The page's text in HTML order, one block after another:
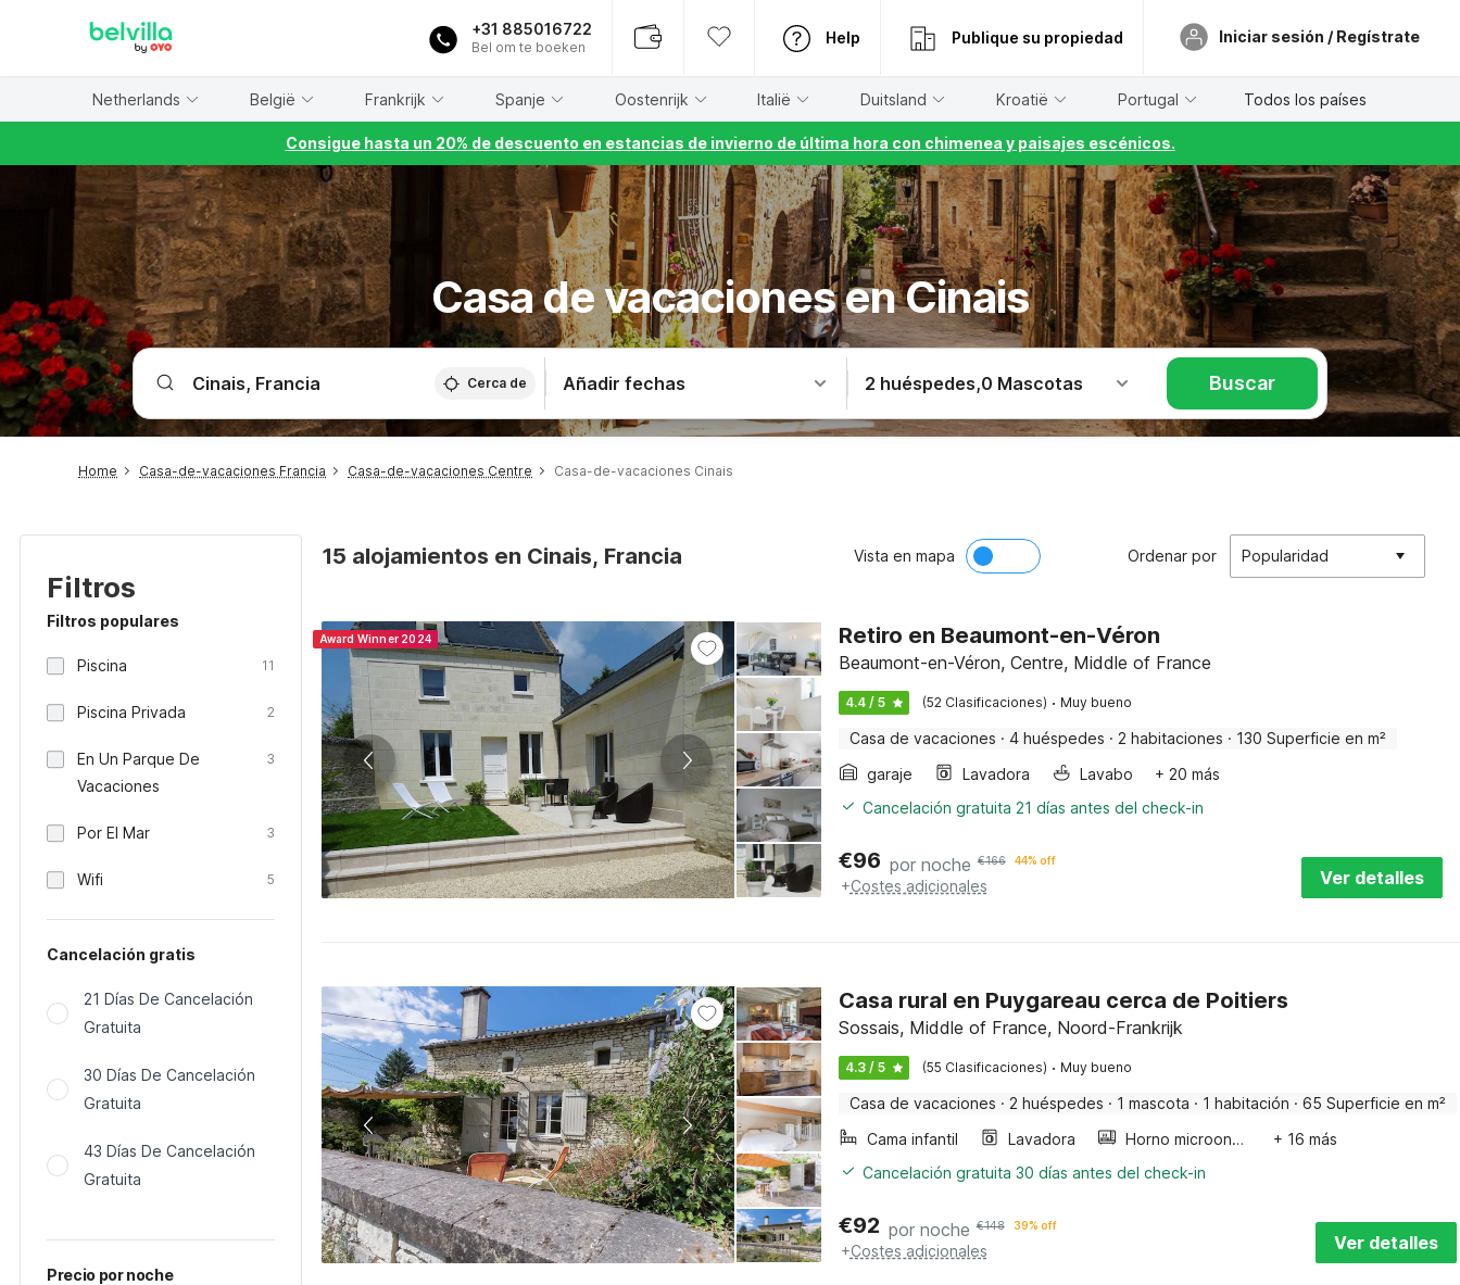
+31 885016722
Bel om te boeken
Help Publique su propiedad Iniciar sesión / Regístrate
Netherlands België Frankrijk Spanje Oostenrijk Italië Duitsland Kroatië Portugal Todos los países
Consigue hasta un 20% de descuento en estancias de invierno de última hora con chimenea y paisajes escénicos.
Casa de vacaciones en Cinais
Cerca de Añadir fechas 2 huéspedes,0 Mascotas Buscar
Home Casa-de-vacaciones Francia Casa-de-vacaciones Centre Casa-de-vacaciones Cinais
Filtros
Filtros populares
Piscina 11
Piscina Privada 2
En Un Parque De
Vacaciones
3
Por El Mar 3
Wifi 5
Cancelación gratis
21 Días De Cancelación
Gratuita
30 Días De Cancelación
Gratuita
43 Días De Cancelación
Gratuita
Precio por noche
15 alojamientos en Cinais, Francia Vista en mapa Ordenar por Popularidad
Award Winner 2024 Retiro en Beaumont-en-Véron
Beaumont-en-Véron, Centre, Middle of France
4.4 / 5 (52 Clasificaciones) · Muy bueno
Casa de vacaciones · 4 huéspedes · 2 habitaciones · 130 Superficie en m²
garaje
Lavadora Lavabo
+ 20 más
Cancelación gratuita 21 días antes del check-in
€96 por noche €166 44% off
+Costes adicionales Ver detalles
Casa rural en Puygareau cerca de Poitiers
Sossais, Middle of France, Noord-Frankrijk
4.3 / 5 (55 Clasificaciones) · Muy bueno
Casa de vacaciones · 2 huéspedes · 1 mascota · 1 habitación · 65 Superficie en m²
Cama infantil
Lavadora Horno microondas
+ 16 más
Cancelación gratuita 30 días antes del check-in
€92 por noche €148 39% off
+Costes adicionales Ver detalles